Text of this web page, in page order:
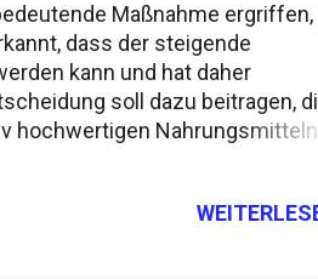
Maßnahme ergriffen,
dass der steigende
kann und hat daher
soll dazu beitragen,
hochwertigen Nahrungsmitteln
Verschlechterung der